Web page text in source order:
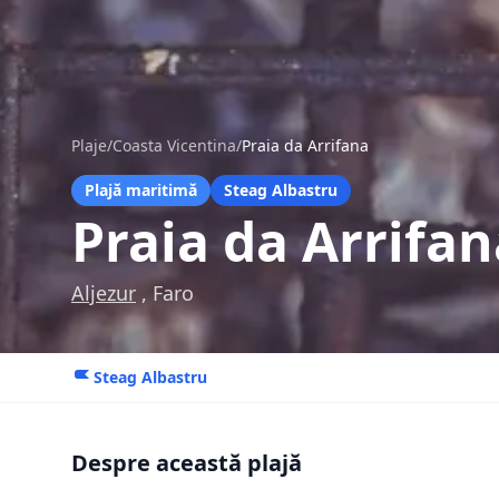
Plaje/Coasta Vicentina/Praia da Arrifana
Plajă maritimă Steag Albastru
Praia da
Aljezur , Faro
Steag Albastru
Despre această plajă